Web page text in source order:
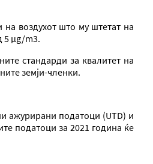
воздухот што му штетат на
5 µg/m3.
стандарди за квалитет на
земји-членки.
ажурирани податоци (UTD) и
податоци за 2021 година ќе